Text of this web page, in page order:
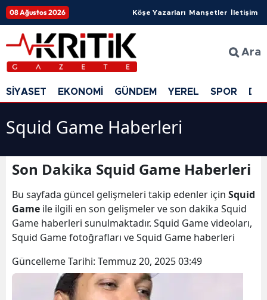
08 Ağustos 2026 Köşe Yazarları Manşetler İletişim
Ara
SİYASET EKONOMİ GÜNDEM YEREL SPOR
Squid Game Haberleri
Son Dakika Squid Game Haberleri
Bu sayfada güncel gelişmeleri takip edenler için Squid
Game ile ilgili en son gelişmeler ve son dakika Squid
Game haberleri sunulmaktadır. Squid Game videoları,
Squid Game fotoğrafları ve Squid Game haberleri
Güncelleme Tarihi: Temmuz 20, 2025 03:49